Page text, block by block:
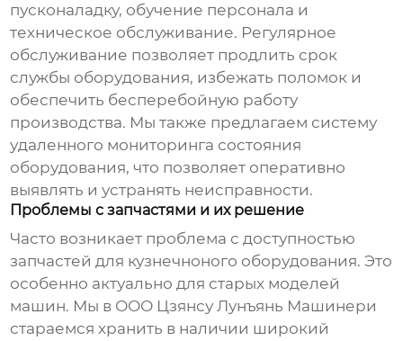
пусконаладку, обучение персонала и
техническое обслуживание. Регулярное
обслуживание позволяет продлить срок
службы оборудования, избежать поломок и
обеспечить бесперебойную работу
производства. Мы также предлагаем систему
удаленного мониторинга состояния
оборудования, что позволяет оперативно
выявлять и устранять неисправности.
Проблемы с запчастями и их решение
Часто возникает проблема с доступностью
запчастей для кузнечноного оборудования. Это
особенно актуально для старых моделей
машин. Мы в ООО Цзянсу Лунъянь Машинери
стараемся хранить в наличии широкий